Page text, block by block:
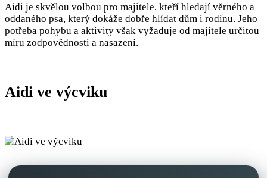
Aidi je skvělou volbou pro majitele, kteří hledají věrného a
oddaného psa, který dokáže dobře hlídat dům i rodinu. Jeho
potřeba pohybu a aktivity však vyžaduje od majitele určitou
míru zodpovědnosti a nasazení.
Aidi ve výcviku